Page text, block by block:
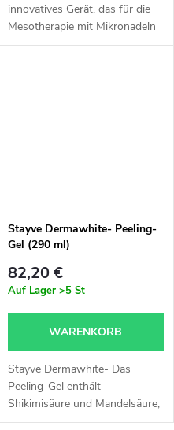
innovatives Gerät, das für die
Mesotherapie mit Mikronadeln
entwickelt wurde. Die
Stayve Dermawhite- Peeling-
Gel (290 ml)
82,20 €
Auf Lager >5 St
WARENKORB
Stayve Dermawhite- Das
Peeling-Gel enthält
Shikimisäure und Mandelsäure,
die interzelluläre Verbindungen